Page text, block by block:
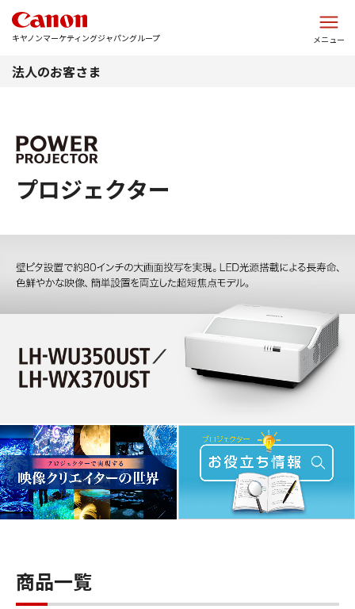
キヤノンマーケティングジャパングループ メニュー
法人のお客さま
プロジェクター
商品一覧